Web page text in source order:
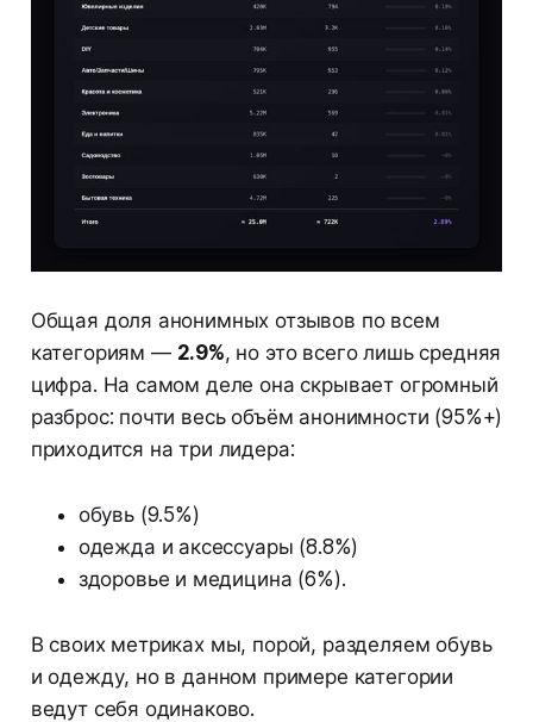
Общая доля анонимных отзывов по всем
категориям — 2.9%, но это всего лишь средняя
цифра. На самом деле она скрывает огромный
разброс: почти весь объём анонимности (95%+)
приходится на три лидера:
обувь (9.5%)
одежда и аксессуары (8.8%)
здоровье и медицина (6%).
В своих метриках мы, порой, разделяем обувь
и одежду, но в данном примере категории
ведут себя одинаково.